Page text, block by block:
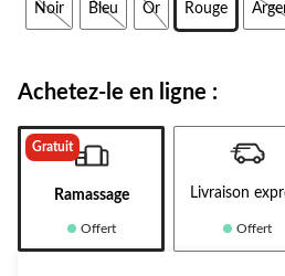
Noir Bleu Or Rouge
Achetez-le en ligne :
Gratuit
Ramassage
Offert
Livraison
Offert